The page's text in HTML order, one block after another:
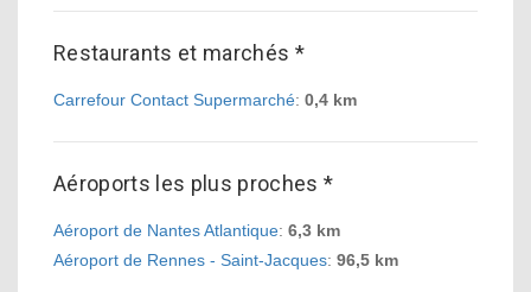
Restaurants et marchés *
Carrefour Contact Supermarché: 0,4 km
Aéroports les plus proches *
Aéroport de Nantes Atlantique: 6,3 km
Aéroport de Rennes - Saint-Jacques: 96,5 km